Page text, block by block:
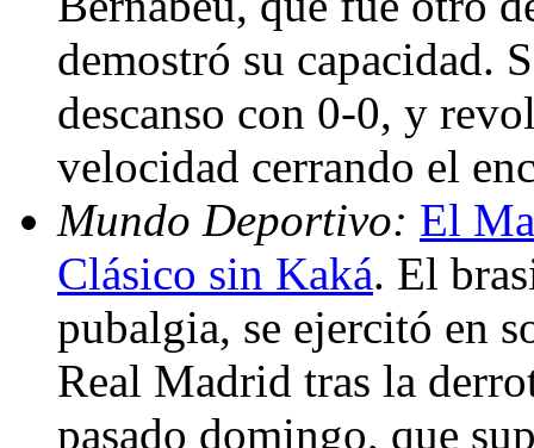
demostró su capacidad.
descanso con 0-0, y
velocidad cerrando el
Mundo Deportivo: El
Clásico sin Kaká. El
pubalgia, se ejercitó en
Real Madrid tras la
pasado domingo, que